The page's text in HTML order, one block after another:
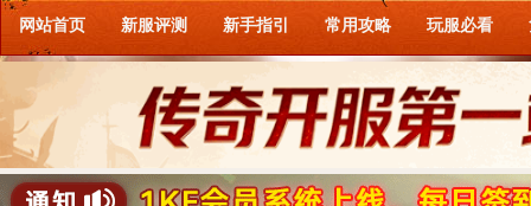
网站首页 新服评测 新手指引 常用攻略 玩服必看